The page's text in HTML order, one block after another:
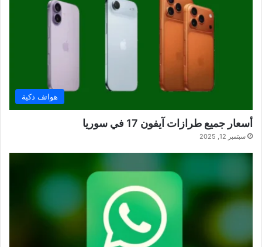
هواتف ذكية
أسعار جميع طرازات آيفون 17 في سوريا
سبتمبر 12, 2025